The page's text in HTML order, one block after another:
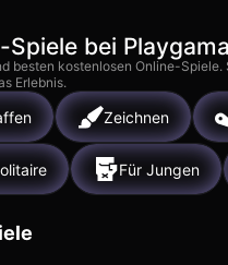
bei Playgama
besten kostenlosen Online-
Erlebnis.
Zeichnen
Für Jungen